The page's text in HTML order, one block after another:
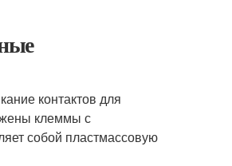
контактов для
клеммы с
собой пластмассовую